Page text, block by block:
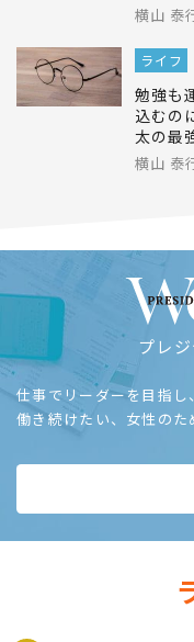
横山 泰
ライフ
勉強も
込むの
太の最
横山 泰
プレ
仕事でリーダーを目指
働き続けたい、女性のた